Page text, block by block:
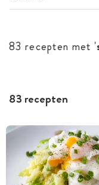
83 recepten met '
83 recepten
MIJN BEWAARDE